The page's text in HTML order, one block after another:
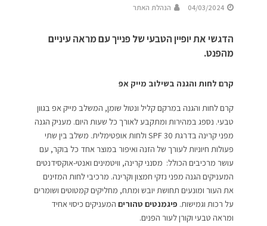
04/03/2024 הנהלת האתר
הדגשי את יופיין הטבעי של פנייך עם מראה עיניים
מהפנט.
קרם לחות והגנה בשילוב מייק אפ
קרם לחות והגנה במרקם קליל ונטול שומן, המשלב מייק אפ בגוון
טבעי. נספג במהירות ומתקבע לאורך כל שעות היום. מעניק הגנה
מפני קרינה בדרגת SPF 30 ולחות אופטימלית. משלב בין שתי
פעולות חיוניות לעורך של הזנה ואיפור במוצר אחד כל בוקר, עם
עושר מרכיבים הכולל: מסנני קרינה, וויטמינים ואנטי-אוקסידנטים
המעניקים הגנה מפני נזקי חמצון וקרינה. מרכיבי לחות המזינים
את העור ומונעים תחושת יובש ומתח, מחליקים קמטוטים ושומרים
על רכות וגמישות. פיגמנטים טהורים המעניקים כיסוי אחיד
ומראה טבעי וקורן לעור הפנים.